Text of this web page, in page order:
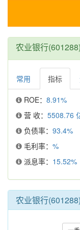
农业银行(601288)
常用 指标
ROE： 8.91%
营 收： 5508.76
负债率： 93.4%
毛利率： %
派息率： 15.52%
农业银行